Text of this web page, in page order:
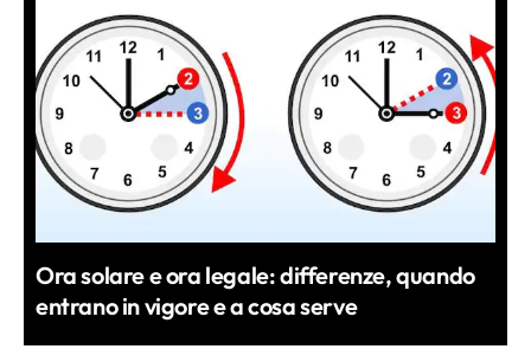
Ora solare e ora legale: differenze, quando
entrano in vigore e a cosa serve